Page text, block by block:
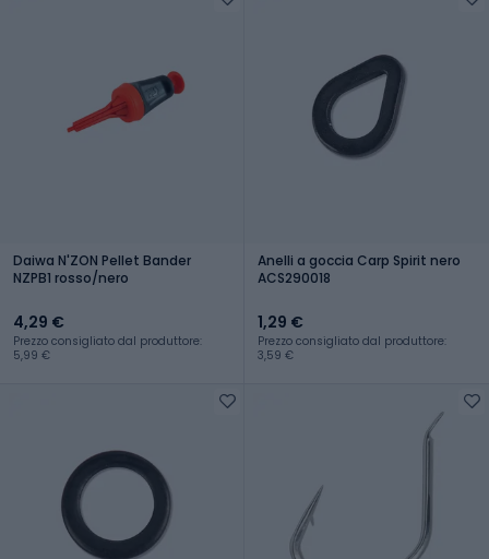
Daiwa N'ZON Pellet Bander
NZPB1 rosso/nero
4,29 €
Prezzo consigliato dal produttore:
5,99 €
Anelli a goccia Carp Spirit nero
ACS290018
1,29 €
Prezzo consigliato dal produttore:
3,59 €